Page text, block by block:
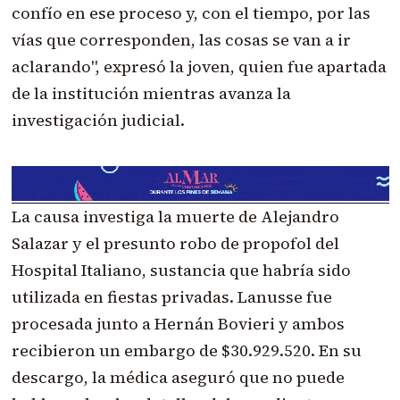
confío en ese proceso y, con el tiempo, por las
vías que corresponden, las cosas se van a ir
aclarando", expresó la joven, quien fue apartada
de la institución mientras avanza la
investigación judicial.
La causa investiga la muerte de Alejandro
Salazar y el presunto robo de propofol del
Hospital Italiano, sustancia que habría sido
utilizada en fiestas privadas. Lanusse fue
procesada junto a Hernán Bovieri y ambos
recibieron un embargo de $30.929.520. En su
descargo, la médica aseguró que no puede